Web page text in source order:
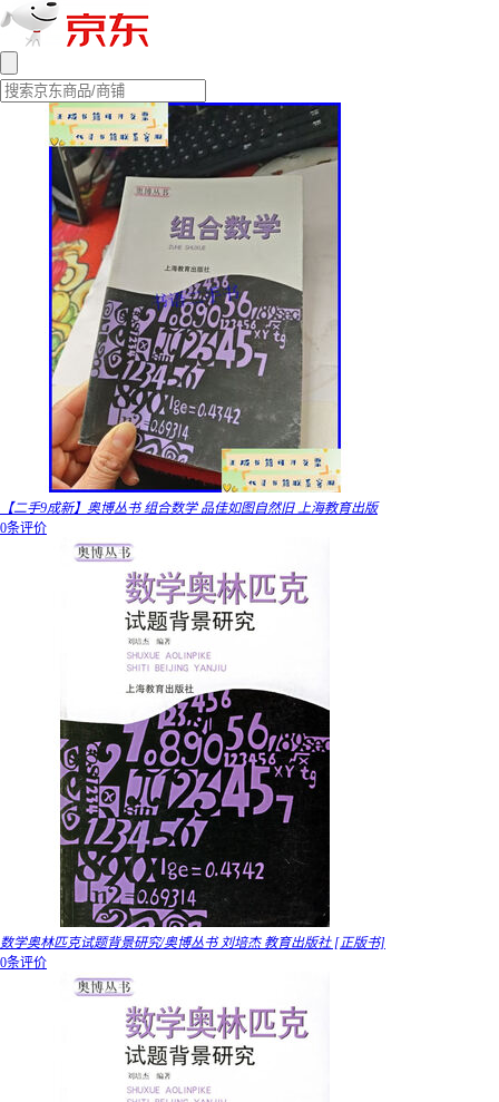
【二手9成新】奥博丛书 组合数学 品佳如图自然旧 上海教育出版
0条评价
数学奥林匹克试题背景研究/奥博丛书 刘培杰 教育出版社 [正版书]
0条评价